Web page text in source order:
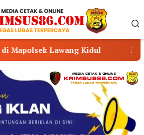
Kidul Musyawarah Desa Aik